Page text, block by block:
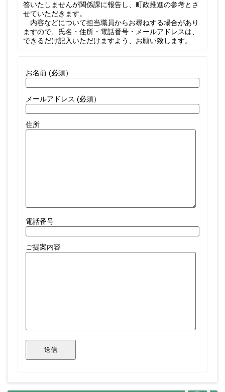
答いたしませんが関係課に報告し、町政推進の参考とさ
せていただきます。
内容などについて担当職員からお尋ねする場合があり
ますので、氏名・住所・電話番号・メールアドレスは、
できるだけ記入いただけますよう、お願い致します。
お名前 (必須）
メールアドレス (必須）
住所
電話番号
ご提案内容